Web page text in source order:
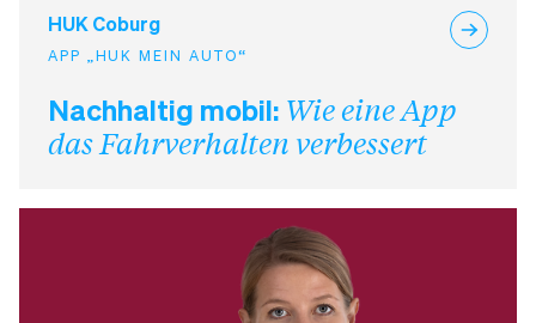
HUK Coburg
APP „HUK MEIN AUTO“
Nachhaltig mobil: Wie eine App
das Fahrverhalten verbessert